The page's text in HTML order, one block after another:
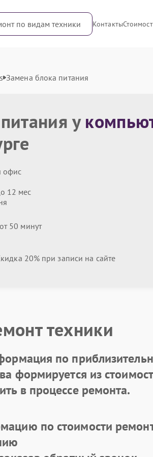
по видам техники Контакты
Замена блока питания
у
офис
12 мес
50 минут
20% при записи на сайте
техники
по
формируется из
в процессе ремонта.
по стоимости